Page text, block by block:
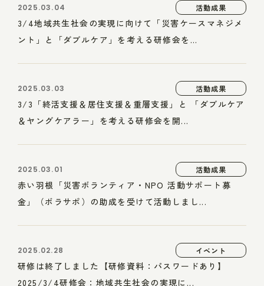
2025.03.04 活動成果
3/4地域共生社会の実現に向けて「災害ケースマネジメ
ント」と「ダブルケア」を考える研修会を...
2025.03.03 活動成果
3/3「終活支援＆居住支援＆重層支援」と 「ダブルケア
＆ヤングケアラー」を考える研修会を開...
2025.03.01 活動成果
赤い羽根「災害ボランティア・NPO 活動サポート募
金」（ボラサポ）の助成を受けて活動しまし...
2025.02.28 イベント
研修は終了しました【研修資料：パスワードあり】
2025/3/4研修会：地域共生社会の実現に...